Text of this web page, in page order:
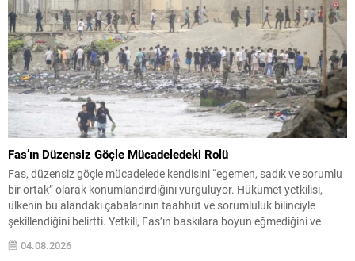
Fas’ın Düzensiz Göçle Mücadeledeki Rolü
Fas, düzensiz göçle mücadelede kendisini “egemen, sadık ve sorumlu
bir ortak” olarak konumlandırdığını vurguluyor. Hükümet yetkilisi,
ülkenin bu alandaki çabalarının taahhüt ve sorumluluk bilinciyle
şekillendiğini belirtti. Yetkili, Fas’ın baskılara boyun eğmediğini ve
politikalarının ne şantaj ne de zorlama sonucu belirlendiğini ifade
ederek, mücadelenin ortak bir sorumluluk olduğunu söyledi. İş birliği...
04.08.2026